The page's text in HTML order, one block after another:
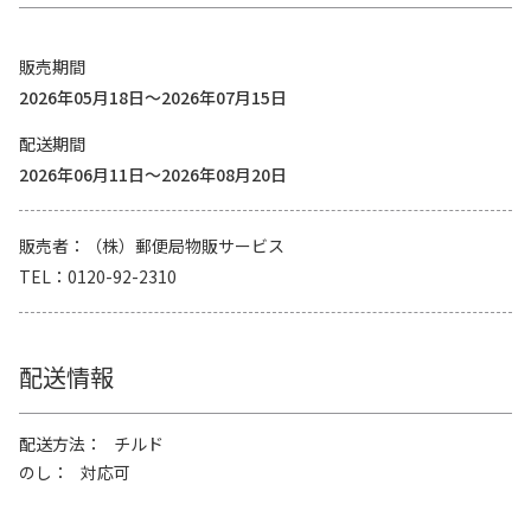
販売期間
2026年05月18日～2026年07月15日
配送期間
2026年06月11日～2026年08月20日
販売者
（株）郵便局物販サービス
TEL
0120-92-2310
配送情報
配送方法
チルド
のし
対応可